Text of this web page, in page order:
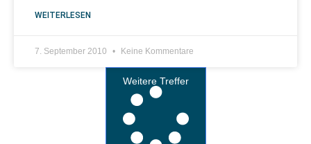
WEITERLESEN
7. September 2010 Keine Kommentare
Weitere Treffer